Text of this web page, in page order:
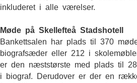
inkluderet i alle værelser.
Møde på Skellefteå Stadshotell
Bankettsalen har plads til 370
biografsæder eller 212 i
er den næststørste med plads til
i biograf. Derudover er der en